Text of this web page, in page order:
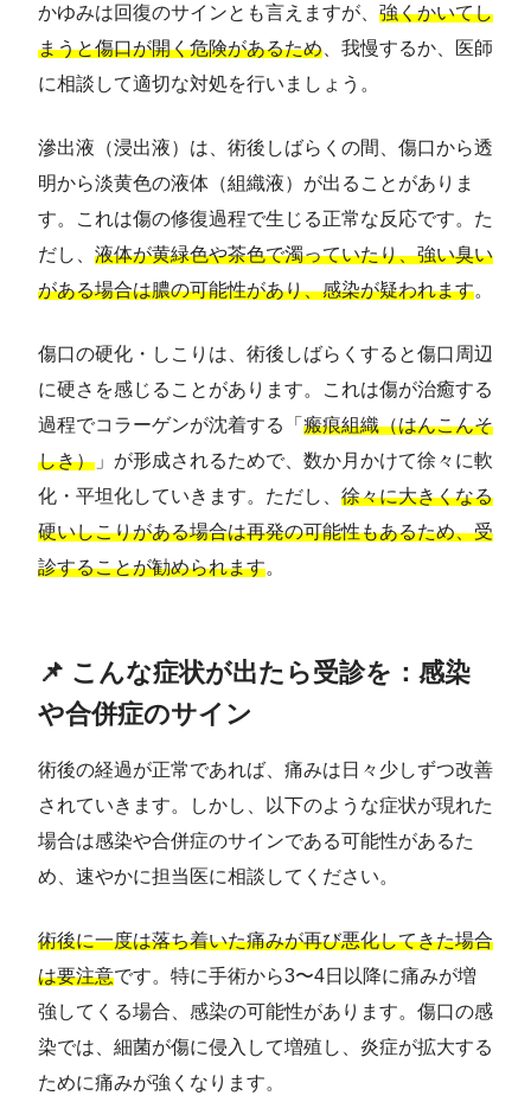
かゆみは回復のサインとも言えますが、 強くかいてし
まうと傷口が開く危険があるため 、我慢するか、医師
に相談して適切な対処を行いましょう。
滲出液（浸出液）は、術後しばらくの間、傷口から透
明から淡黄色の液体（組織液）が出ることがありま
す。これは傷の修復過程で生じる正常な反応です。た
だし、 液体が黄緑色や茶色で濁っていたり、強い臭い
がある場合は膿の可能性があり、感染が疑われます。
傷口の硬化・しこりは、術後しばらくすると傷口周辺
に硬さを感じることがあります。これは傷が治癒する
過程でコラーゲンが沈着する「 瘢痕組織（はんこんそ
しき） 」が形成されるためで、数か月かけて徐々に軟
化・平坦化していきます。ただし、 徐々に大きくなる
硬いしこりがある場合は再発の可能性もあるため、受
診することが勧められます。
📌 こんな症状が出たら受診を：感染
や合併症のサイン
術後の経過が正常であれば、痛みは日々少しずつ改善
されていきます。しかし、以下のような症状が現れた
場合は感染や合併症のサインである可能性があるた
め、速やかに担当医に相談してください。
術後に一度は落ち着いた痛みが再び悪化してきた場合
は要注意です。特に手術から3〜4日以降に痛みが増
強してくる場合、感染の可能性があります。傷口の感
染では、細菌が傷に侵入して増殖し、炎症が拡大する
ために痛みが強くなります。